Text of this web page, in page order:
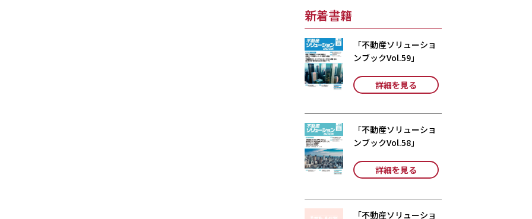
新着書籍
「不動産ソリューショ
ンブックVol.59」
詳細を見る
「不動産ソリューショ
ンブックVol.58」
詳細を見る
「不動産ソリューショ